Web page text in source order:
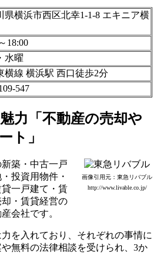
県横浜市西区北幸1-1-8 エキニア横
18:00
水曜
横線 横浜駅 西口徒歩2分
547
力「不動産の売却や
ト」
画像引用元：東急リバブル
http://www.livable.co.jp/
築・中古一戸
投資用物件・
一戸建て・賃
・賃貸経営の
会社です。
を入れており、それぞれの事情に
や無料の法律相談を受けられ、3か